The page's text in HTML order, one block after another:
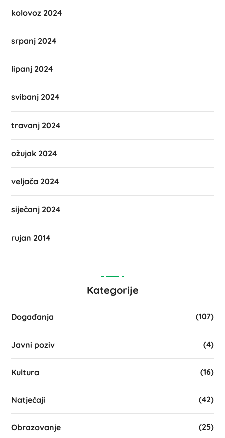
kolovoz 2024
srpanj 2024
lipanj 2024
svibanj 2024
travanj 2024
ožujak 2024
veljača 2024
siječanj 2024
rujan 2014
Kategorije
Događanja (107)
Javni poziv (4)
Kultura (16)
Natječaji (42)
Obrazovanje (25)